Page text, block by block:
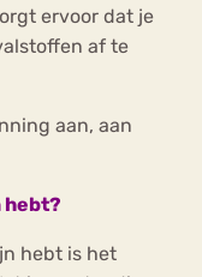
ervoor dat je
af te
aan, aan
hebt?
hebt is het